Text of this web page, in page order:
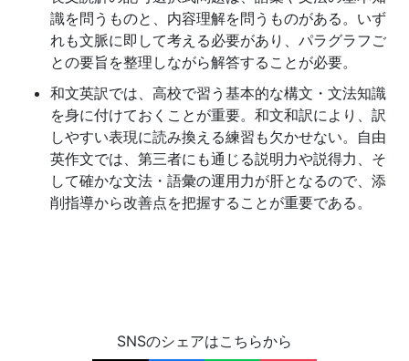
識を問うものと、内容理解を問うものがある。いず
れも文脈に即して考える必要があり、パラグラフご
との要旨を整理しながら解答することが必要。
和文英訳では、高校で習う基本的な構文・文法知識
を身に付けておくことが重要。和文和訳により、訳
しやすい表現に読み換える練習も欠かせない。自由
英作文では、第三者にも通じる説明力や説得力、そ
して確かな文法・語彙の運用力が肝となるので、添
削指導から改善点を把握することが重要である。
SNSのシェアはこちらから